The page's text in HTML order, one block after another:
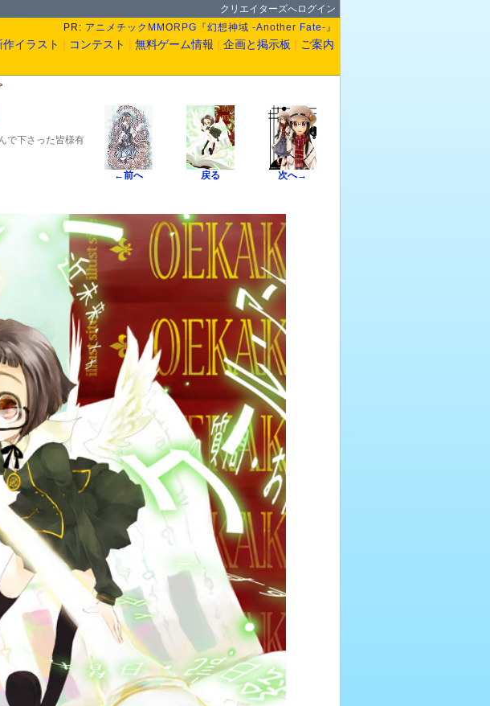
クリエイターズへログイン
PR: アニメチックMMORPG『幻想神域 -Another Fate-』
作イラスト | コンテスト | 無料ゲーム情報 | 企画と掲示板 | ご案内
←前へ 戻る 次へ→
で下さった皆様有